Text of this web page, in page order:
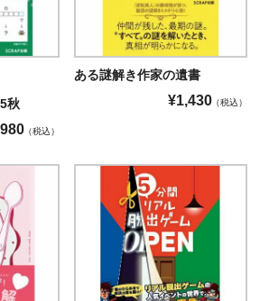
秋
税込
ある謎解き作家の遺書
¥1,430 税込